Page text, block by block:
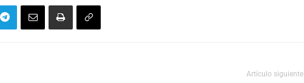
Artículo siguiente